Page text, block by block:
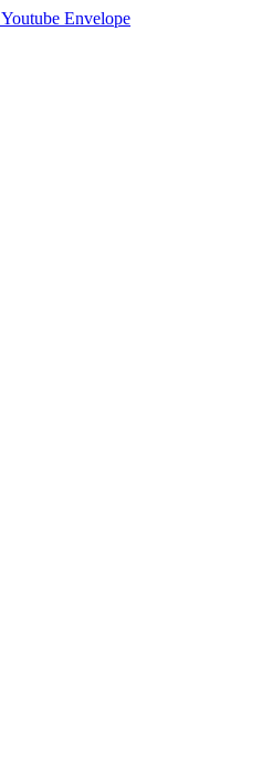
Youtube Envelope